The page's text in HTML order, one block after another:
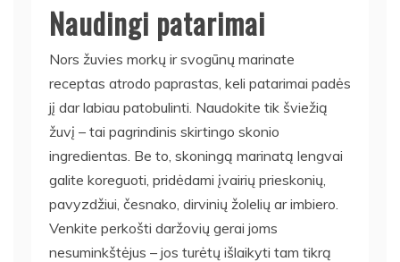
Naudingi patarimai
Nors žuvies morkų ir svogūnų marinate
receptas atrodo paprastas, keli patarimai padės
jį dar labiau patobulinti. Naudokite tik šviežią
žuvį – tai pagrindinis skirtingo skonio
ingredientas. Be to, skoningą marinatą lengvai
galite koreguoti, pridėdami įvairių prieskonių,
pavyzdžiui, česnako, dirvinių žolelių ar imbiero.
Venkite perkošti daržovių gerai joms
nesuminkštėjus – jos turėtų išlaikyti tam tikrą